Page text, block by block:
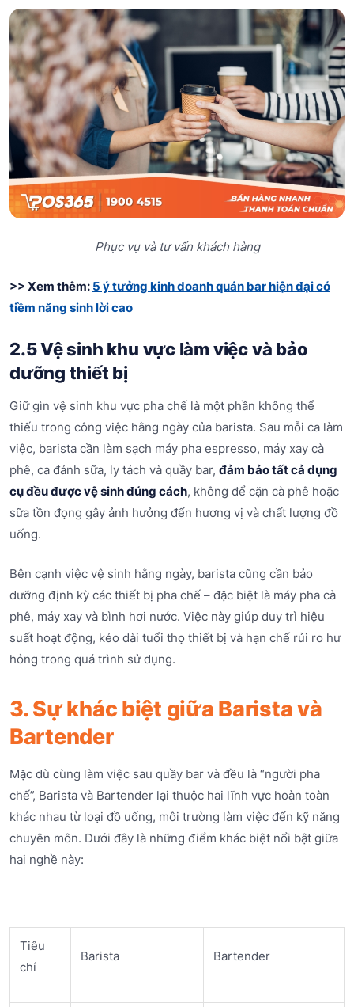
Phục vụ và tư vấn khách hàng
>> Xem thêm: 5 ý tưởng kinh doanh quán bar hiện đại có
tiềm năng sinh lời cao
2.5 Vệ sinh khu vực làm việc và bảo
dưỡng thiết bị
Giữ gìn vệ sinh khu vực pha chế là một phần không thể
thiếu trong công việc hằng ngày của barista. Sau mỗi ca làm
việc, barista cần làm sạch máy pha espresso, máy xay cà
phê, ca đánh sữa, ly tách và quầy bar, đảm bảo tất cả dụng
cụ đều được vệ sinh đúng cách, không để cặn cà phê hoặc
sữa tồn đọng gây ảnh hưởng đến hương vị và chất lượng đồ
uống.
Bên cạnh việc vệ sinh hằng ngày, barista cũng cần bảo
dưỡng định kỳ các thiết bị pha chế – đặc biệt là máy pha cà
phê, máy xay và bình hơi nước. Việc này giúp duy trì hiệu
suất hoạt động, kéo dài tuổi thọ thiết bị và hạn chế rủi ro hư
hỏng trong quá trình sử dụng.
3. Sự khác biệt giữa Barista và
Bartender
Mặc dù cùng làm việc sau quầy bar và đều là “người pha
chế”, Barista và Bartender lại thuộc hai lĩnh vực hoàn toàn
khác nhau từ loại đồ uống, môi trường làm việc đến kỹ năng
chuyên môn. Dưới đây là những điểm khác biệt nổi bật giữa
hai nghề này:
Tiêu
chí
Barista Bartender